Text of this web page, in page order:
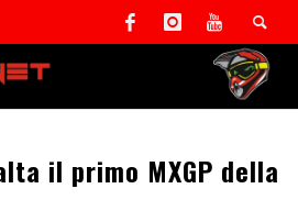
il primo MXGP della